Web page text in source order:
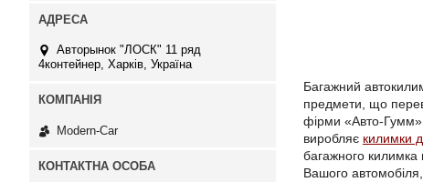
Багажний
предмети, що
фірми «Авто-Гумм»
виробляє килимки
багажного килимка
Вашого
Авторынок "ЛОСК" 11 ряд
4контейнер, Харків, Україна
Modern-Car